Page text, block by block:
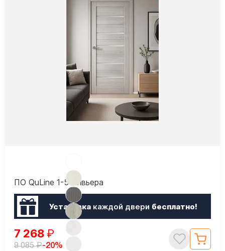
ПО QuLine 1-5 Ривьера
Установкакаждой двери бесплатно!
7 268 ₽
9 085₽-20%